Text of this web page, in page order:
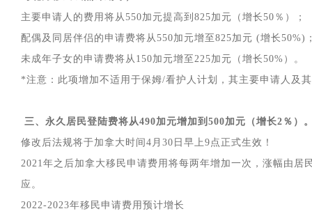
主要申请人的费用将从550加元提高到825加元（增长50％）；
配偶及同居伴侣的申请费将从550加元增至825加元 (增长50%)
未成年子女的申请费将从150加元增至225加元（增长50%）。
*注意：此项增加不适用于保姆/看护人计划，其主要申请人及
三、永久居民登陆费将从490加元增加到500加元（增长2％）
修改后法规将于加拿大时间4月30日早上9点正式生效！
2021年之后加拿大移民申请费用将每两年增加一次，涨幅由居
应。
2022-2023年移民申请费用预计增长